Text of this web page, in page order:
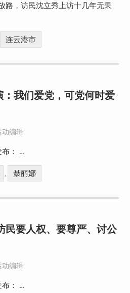
路，访民沈立秀上访十几年无果
连云港市
：我们爱党，可党何时爱
动编辑
布： …
, 聂丽娜
民要人权、要尊严、讨公
动编辑
布： …